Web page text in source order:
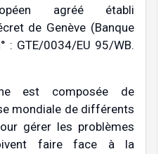
agréé établi
de Genève (Banque
: GTE/0034/EU 95/WB.
est composée de
mondiale de différents
gérer les problèmes
faire face à la